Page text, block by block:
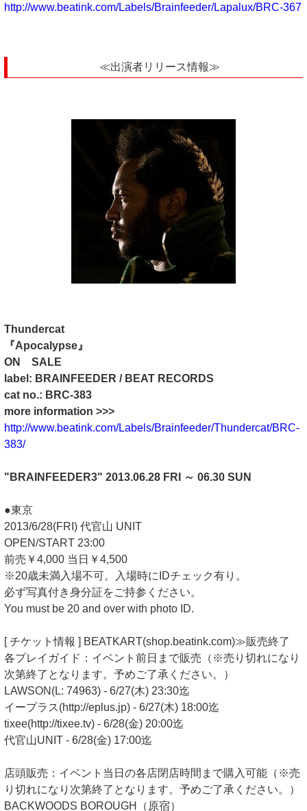
http://www.beatink.com/Labels/Brainfeeder/Lapalux/BRC-367
≪出演者リリース情報≫
Thundercat
『Apocalypse』
ON SALE
label: BRAINFEEDER / BEAT RECORDS
cat no.: BRC-383
more information >>>
http://www.beatink.com/Labels/Brainfeeder/Thundercat/BRC-
383/
"BRAINFEEDER3" 2013.06.28 FRI ～ 06.30 SUN
●東京
2013/6/28(FRI) 代官山 UNIT
OPEN/START 23:00
前売￥4,000 当日￥4,500
※20歳未満入場不可。入場時にIDチェック有り。
必ず写真付き身分証をご持参ください。
You must be 20 and over with photo ID.
[ チケット情報 ] BEATKART(shop.beatink.com)≫販売終了
各プレイガイド：イベント前日まで販売（※売り切れになり
次第終了となります。予めご了承ください。）
LAWSON(L: 74963) - 6/27(木) 23:30迄
イープラス(http://eplus.jp) - 6/27(木) 18:00迄
tixee(http://tixee.tv) - 6/28(金) 20:00迄
代官山UNIT - 6/28(金) 17:00迄
店頭販売：イベント当日の各店閉店時間まで購入可能（※売
り切れになり次第終了となります。予めご了承ください。）
BACKWOODS BOROUGH（原宿）